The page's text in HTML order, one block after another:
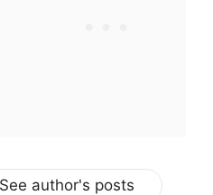
See author's posts